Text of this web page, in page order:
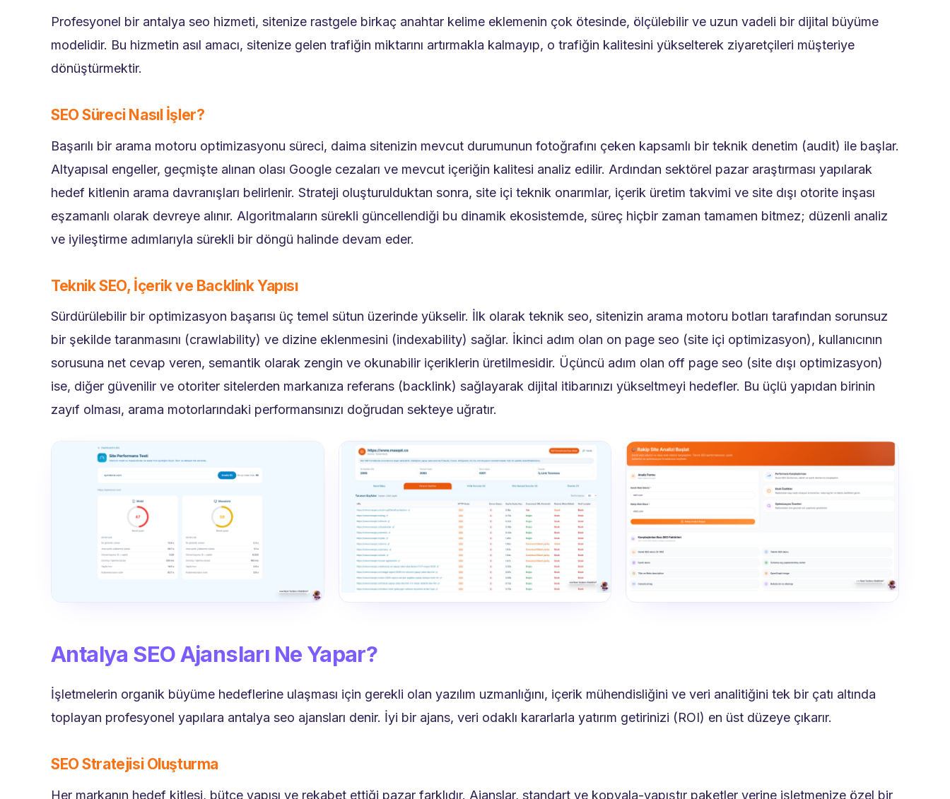
Profesyonel bir antalya seo hizmeti, sitenize rastgele birkaç anahtar kelime eklemenin çok ötesinde, ölçülebilir ve uzun vadeli bir dijital büyüme
modelidir. Bu hizmetin asıl amacı, sitenize gelen trafiğin miktarını artırmakla kalmayıp, o trafiğin kalitesini yükselterek ziyaretçileri müşteriye
dönüştürmektir.
SEO Süreci Nasıl İşler?
Başarılı bir arama motoru optimizasyonu süreci, daima sitenizin mevcut durumunun fotoğrafını çeken kapsamlı bir teknik denetim (audit) ile başlar.
Altyapısal engeller, geçmişte alınan olası Google cezaları ve mevcut içeriğin kalitesi analiz edilir. Ardından sektörel pazar araştırması yapılarak
hedef kitlenin arama davranışları belirlenir. Strateji oluşturulduktan sonra, site içi teknik onarımlar, içerik üretim takvimi ve site dışı otorite inşası
eşzamanlı olarak devreye alınır. Algoritmaların sürekli güncellendiği bu dinamik ekosistemde, süreç hiçbir zaman tamamen bitmez; düzenli analiz
ve iyileştirme adımlarıyla sürekli bir döngü halinde devam eder.
Teknik SEO, İçerik ve Backlink Yapısı
Sürdürülebilir bir optimizasyon başarısı üç temel sütun üzerinde yükselir. İlk olarak teknik seo, sitenizin arama motoru botları tarafından sorunsuz
bir şekilde taranmasını (crawlability) ve dizine eklenmesini (indexability) sağlar. İkinci adım olan on page seo (site içi optimizasyon), kullanıcının
sorusuna net cevap veren, semantik olarak zengin ve okunabilir içeriklerin üretilmesidir. Üçüncü adım olan off page seo (site dışı optimizasyon)
ise, diğer güvenilir ve otoriter sitelerden markanıza referans (backlink) sağlayarak dijital itibarınızı yükseltmeyi hedefler. Bu üçlü yapıdan birinin
zayıf olması, arama motorlarındaki performansınızı doğrudan sekteye uğratır.
Antalya SEO Ajansları Ne Yapar?
İşletmelerin organik büyüme hedeflerine ulaşması için gerekli olan yazılım uzmanlığını, içerik mühendisliğini ve veri analitiğini tek bir çatı altında
toplayan profesyonel yapılara antalya seo ajansları denir. İyi bir ajans, veri odaklı kararlarla yatırım getirinizi (ROI) en üst düzeye çıkarır.
SEO Stratejisi Oluşturma
Her markanın hedef kitlesi, bütçe yapısı ve rekabet ettiği pazar farklıdır. Ajanslar, standart ve kopyala-yapıştır paketler yerine işletmenize özel bir